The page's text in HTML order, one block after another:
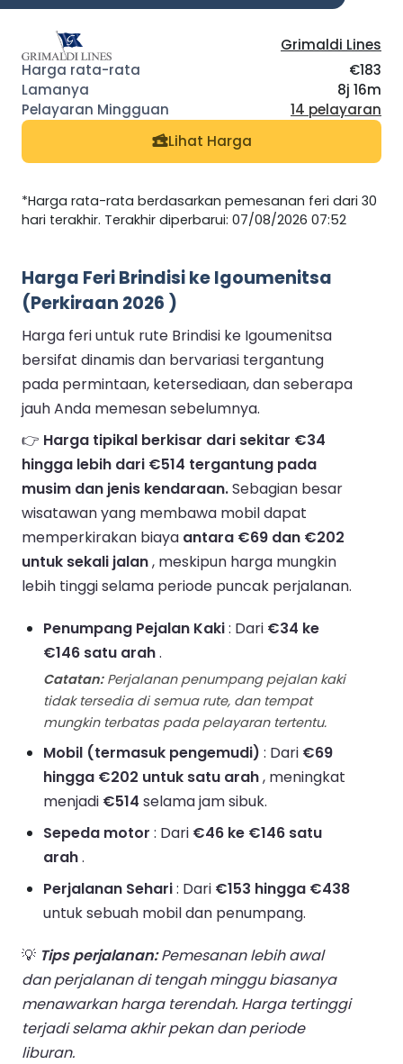
Grimaldi Lines
€183
8j 16m
14 pelayaran
Lihat Harga
*Harga rata-rata berdasarkan pemesanan feri dari 30
hari terakhir. Terakhir diperbarui: 07/08/2026 07:52
Harga Feri Brindisi ke Igoumenitsa
(Perkiraan 2026 )
Harga feri untuk rute Brindisi ke Igoumenitsa
bersifat dinamis dan bervariasi tergantung
pada permintaan, ketersediaan, dan seberapa
jauh Anda memesan sebelumnya.
👉 Harga tipikal berkisar dari sekitar €34
hingga lebih dari €514 tergantung pada
musim dan jenis kendaraan.Sebagian besar
wisatawan yang membawa mobil dapat
memperkirakan biaya antara €69 dan €202
untuk sekali jalan, meskipun harga mungkin
lebih tinggi selama periode puncak perjalanan.
Penumpang Pejalan Kaki: Dari €34 ke
€146 satu arah.
Catatan:Perjalanan penumpang pejalan kaki
tidak tersedia di semua rute, dan tempat
mungkin terbatas pada pelayaran tertentu.
Mobil (termasuk pengemudi) : Dari €69
hingga €202 untuk satu arah, meningkat
menjadi €514 selama jam sibuk.
Sepeda motor : Dari €46 ke €146 satu
arah.
Perjalanan Sehari: Dari €153 hingga €438
untuk sebuah mobil dan penumpang.
💡 Tips perjalanan:Pemesanan lebih awal
dan perjalanan di tengah minggu biasanya
menawarkan harga terendah. Harga tertinggi
terjadi selama akhir pekan dan periode
liburan.